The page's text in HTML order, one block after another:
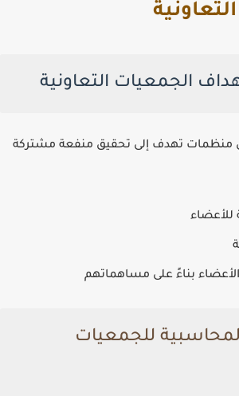
منظمات تهدف إلى تحقيق منفعة مشتركة
للأعضاء
الأعضاء بناءً على مساهماتهم
المحاسبية للجمعيات